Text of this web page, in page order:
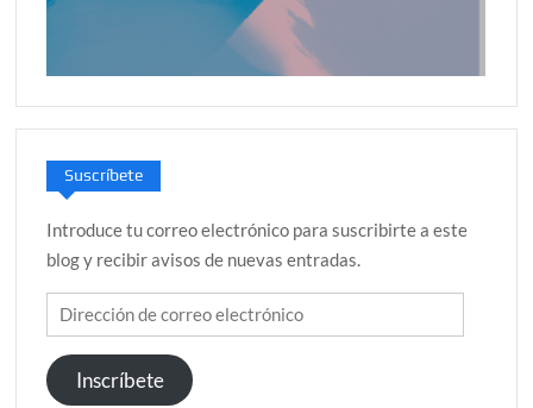
Suscríbete
Introduce tu correo electrónico para suscribirte a este
blog y recibir avisos de nuevas entradas.
Dirección
de
correo
electrónico
Inscríbete